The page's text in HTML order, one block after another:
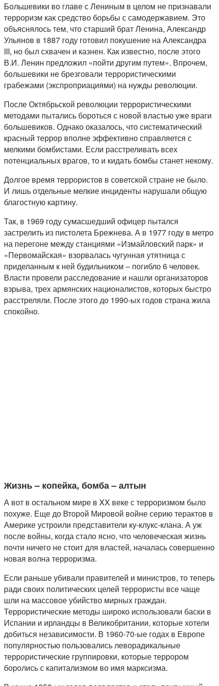
Большевики во главе с Лениным в целом не признавали
терроризм как средство борьбы с самодержавием. Это
объяснялось тем, что старший брат Ленина, Александр
Ульянов в 1887 году готовил покушение на Александра
III, но был схвачен и казнен. Как известно, после этого
В.И. Ленин предложил «пойти другим путем». Впрочем,
большевики не брезговали террористическими
грабежами (экспроприациями) на нужды революции.
После Октябрьской революции террористическими
методами пытались бороться с новой властью уже враги
большевиков. Однако оказалось, что систематический
красный террор вполне эффективно справляется с
мелкими бомбистами. Если расстреливать всех
потенциальных врагов, то и кидать бомбы станет некому.
Долгое время террористов в советской стране не было.
И лишь отдельные мелкие инциденты нарушали общую
благостную картину.
Так, в 1969 году сумасшедший офицер пытался
застрелить из пистолета Брежнева. А в 1977 году в метро
на перегоне между станциями «Измайловский парк» и
«Первомайская» взорвалась чугунная утятница с
приделанным к ней будильником – погибло 6 человек.
Власти провели расследование и нашли организаторов
взрыва, трех армянских националистов, которых быстро
расстреляли. После этого до 1990-ых годов страна жила
спокойно.
Жизнь – копейка, бомба – алтын
А вот в остальном мире в XX веке с терроризмом было
похуже. Еще до Второй Мировой войне серию терактов в
Америке устроили представители ку-клукс-клана. А уж
после войны, когда стало ясно, что человеческая жизнь
почти ничего не стоит для властей, началась совершенно
новая волна терроризма.
Если раньше убивали правителей и министров, то теперь
ради своих политических целей террористы все чаще
шли на массовое убийство мирных граждан.
Террористические методы широко использовали баски в
Испании и ирландцы в Великобритании, которые хотели
добиться независимости. В 1960-70-ые годах в Европе
популярностью пользовались леворадикальные
террористические группировки, которые террором
боролись с капитализмом во имя марксизма.